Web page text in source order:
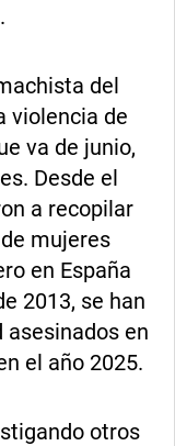
del
violencia de
va de junio,
Desde el
a recopilar
mujeres
en España
2013, se han
asesinados en
el año 2025.
otros